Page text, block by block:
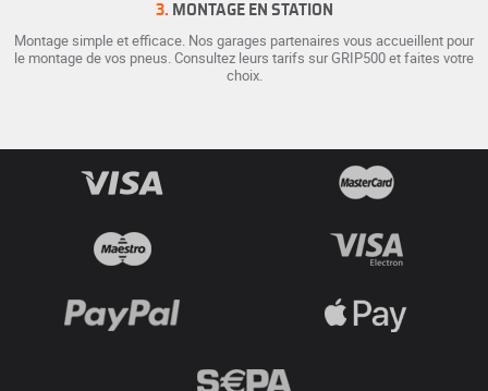
3. MONTAGE EN STATION
Montage simple et efficace. Nos garages partenaires vous accueillent pour
le montage de vos pneus. Consultez leurs tarifs sur GRIP500 et faites votre
choix.